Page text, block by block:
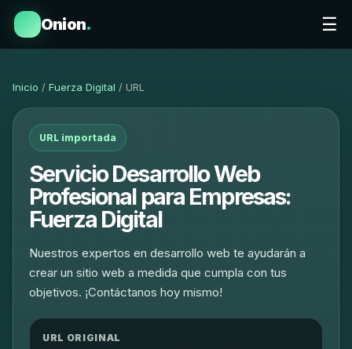
Onion. ☰
Inicio / Fuerza Digital / URL
URL importada
Servicio Desarrollo Web
Profesional para Empresas:
Fuerza Digital
Nuestros expertos en desarrollo web te ayudarán a
crear un sitio web a medida que cumpla con tus
objetivos. ¡Contáctanos hoy mismo!
URL ORIGINAL